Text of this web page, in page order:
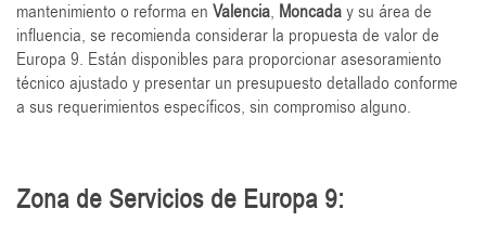
mantenimiento o reforma en Valencia, Moncaday su área de
influencia, se recomienda considerar la propuesta de valor de
Europa 9. Están disponibles para proporcionar asesoramiento
técnico ajustado y presentar un presupuesto detallado conforme
a sus requerimientos específicos, sin compromiso alguno.
Zona de Servicios de Europa 9: